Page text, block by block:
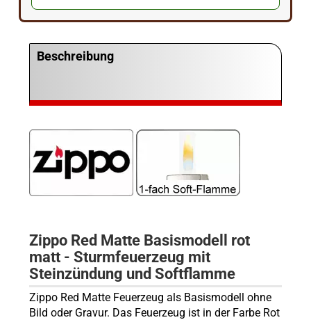
Beschreibung
Zippo Red Matte Basismodell rot
matt - Sturmfeuerzeug mit
Steinzündung und Softflamme
Zippo Red Matte Feuerzeug als Basismodell ohne
Bild oder Gravur. Das Feuerzeug ist in der Farbe Rot